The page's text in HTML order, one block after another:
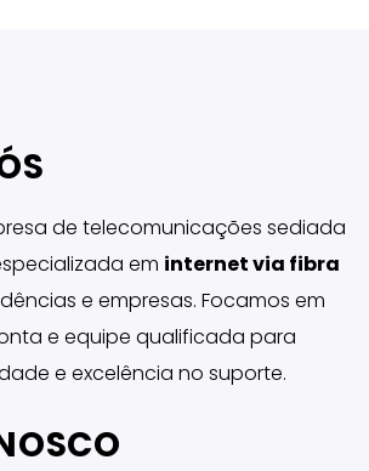
de telecomunicações sediada
em internet via fibra
e empresas. Focamos em
e equipe qualificada para
e excelência no suporte.